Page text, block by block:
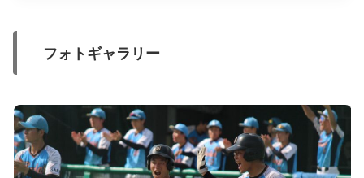
フォトギャラリー